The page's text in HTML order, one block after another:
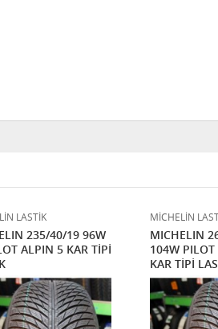
LASTİK
235/40/19 96W
ALPIN 5 KAR TİPİ
MİCHELİN
MICHELIN
104W
KAR TİPİ